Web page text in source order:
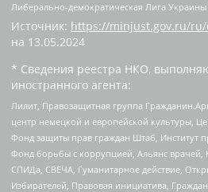
Либерально-демократическая Лига Украины
Источник: https://minjust.gov.ru/
на 13.05.2024
* Сведения реестра НКО,
иностранного агента:
Лилит, Правозащитная группа
центр немецкой и европейской культуры,
Фонд защиты прав граждан Штаб, Институт
Фонд борьбы с коррупцией, Альянс
СПИДа, СВЕЧА, Гуманитарное действие,
Избирателей, Правовая инициатива,